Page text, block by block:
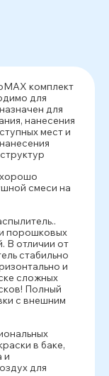
комплект
для
для
нанесения
мест и
смеси на
порошковых
В отличии от
стабильно
и
сложных
Полный
с внешним
в баке,
и
для